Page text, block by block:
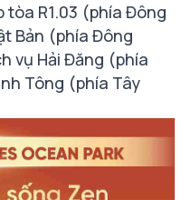
tòa R1.03 (phía Đông
Bản (phía Đông
vụ Hải Đăng (phía
Tông (phía Tây